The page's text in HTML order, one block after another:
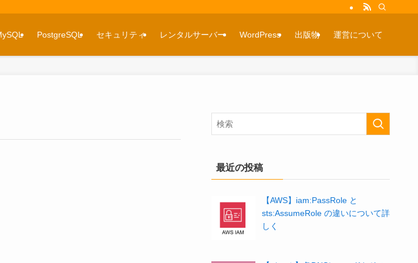
PostgreSQL セキュリティ レンタルサーバー WordPress 出版物 運営について
最近の投稿
【AWS】iam:PassRole と
sts:AssumeRole の違いについて詳
しく